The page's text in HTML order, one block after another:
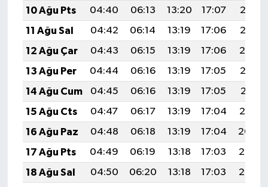
10 Ağu Pts
04:40 06:13 13:20 17:07
20:16
11 Ağu Sal
04:42 06:14 13:19 17:06
20:15
12 Ağu Çar
04:43 06:15 13:19 17:06
20:14
13 Ağu Per
04:44 06:16 13:19 17:05
20:13
14 Ağu Cum
04:45 06:16 13:19 17:05
20:11
15 Ağu Cts
04:47 06:17 13:19 17:04
20:10
16 Ağu Paz
04:48 06:18 13:19 17:04
20:09
17 Ağu Pts
04:49 06:19 13:18 17:03
20:08
18 Ağu Sal
04:50 06:20 13:18 17:03
20:06